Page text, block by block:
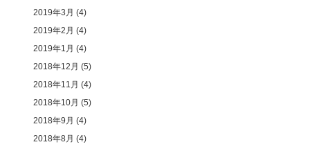
2019年3月 (4)
2019年2月 (4)
2019年1月 (4)
2018年12月 (5)
2018年11月 (4)
2018年10月 (5)
2018年9月 (4)
2018年8月 (4)